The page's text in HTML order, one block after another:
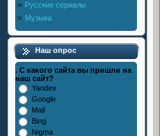
Русские сериалы
Музыка
Наш опрос
. С какого сайта вы пришли на
наш сайт?
Yandex
Google
Mail
Bing
Nigma